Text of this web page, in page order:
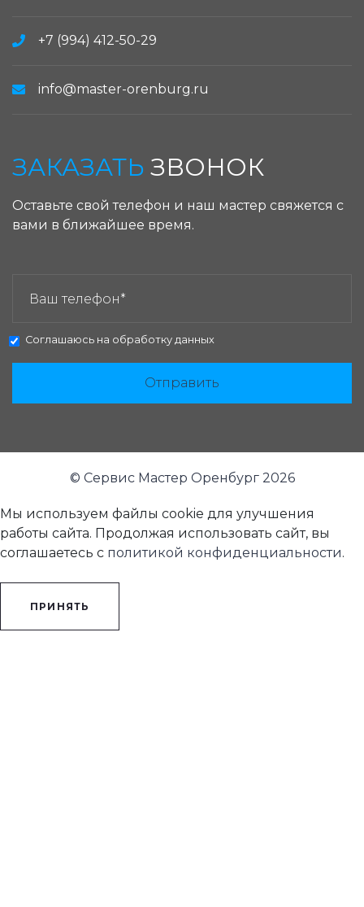
+7 (994) 412-50-29
info@master-orenburg.ru
ЗАКАЗАТЬ ЗВОНОК
Оставьте свой телефон и наш мастер свяжется с
вами в ближайшее время.
Соглашаюсь на обработку данных
Отправить
© Сервис Мастер Оренбург 2026
Мы используем файлы cookie для улучшения
работы сайта. Продолжая использовать сайт, вы
соглашаетесь с политикой конфиденциальности.
ПРИНЯТЬ